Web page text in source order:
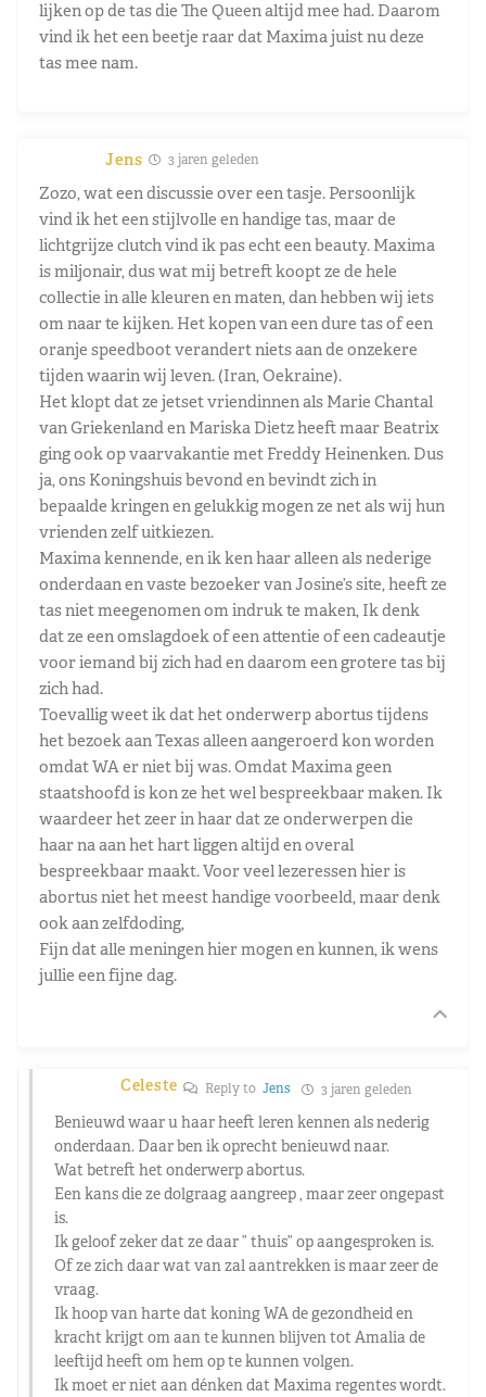
lijken op de tas die The Queen altijd mee had. Daarom
vind ik het een beetje raar dat Maxima juist nu deze
tas mee nam.
Jens 3 jaren geleden
Zozo, wat een discussie over een tasje. Persoonlijk
vind ik het een stijlvolle en handige tas, maar de
lichtgrijze clutch vind ik pas echt een beauty. Maxima
is miljonair, dus wat mij betreft koopt ze de hele
collectie in alle kleuren en maten, dan hebben wij iets
om naar te kijken. Het kopen van een dure tas of een
oranje speedboot verandert niets aan de onzekere
tijden waarin wij leven. (Iran, Oekraine).
Het klopt dat ze jetset vriendinnen als Marie Chantal
van Griekenland en Mariska Dietz heeft maar Beatrix
ging ook op vaarvakantie met Freddy Heinenken. Dus
ja, ons Koningshuis bevond en bevindt zich in
bepaalde kringen en gelukkig mogen ze net als wij hun
vrienden zelf uitkiezen.
Maxima kennende, en ik ken haar alleen als nederige
onderdaan en vaste bezoeker van Josine’s site, heeft ze
tas niet meegenomen om indruk te maken, Ik denk
dat ze een omslagdoek of een attentie of een cadeautje
voor iemand bij zich had en daarom een grotere tas bij
zich had.
Toevallig weet ik dat het onderwerp abortus tijdens
het bezoek aan Texas alleen aangeroerd kon worden
omdat WA er niet bij was. Omdat Maxima geen
staatshoofd is kon ze het wel bespreekbaar maken. Ik
waardeer het zeer in haar dat ze onderwerpen die
haar na aan het hart liggen altijd en overal
bespreekbaar maakt. Voor veel lezeressen hier is
abortus niet het meest handige voorbeeld, maar denk
ook aan zelfdoding,
Fijn dat alle meningen hier mogen en kunnen, ik wens
jullie een fijne dag.
Celeste Reply to Jens 3 jaren geleden
Benieuwd waar u haar heeft leren kennen als nederig
onderdaan. Daar ben ik oprecht benieuwd naar.
Wat betreft het onderwerp abortus.
Een kans die ze dolgraag aangreep , maar zeer ongepast
is.
Ik geloof zeker dat ze daar ” thuis” op aangesproken is.
Of ze zich daar wat van zal aantrekken is maar zeer de
vraag.
Ik hoop van harte dat koning WA de gezondheid en
kracht krijgt om aan te kunnen blijven tot Amalia de
leeftijd heeft om hem op te kunnen volgen.
Ik moet er niet aan dénken dat Maxima regentes wordt.